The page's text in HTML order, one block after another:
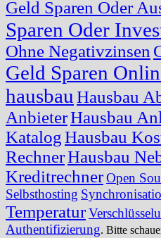
Geld Sparen Oder
Sparen Oder
Ohne Negativzinsen
Geld Sparen
hausbau Hausbau
AnbieterHausbau
KatalogHausbau
RechnerHausbau
KreditrechnerOpen
Selbsthosting
Temperatur
Authentifizierung. Bitte